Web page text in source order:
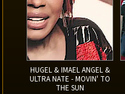
HUGEL & IMAEL ANGEL &
ULTRA NATE - MOVIN' TO
THE SUN